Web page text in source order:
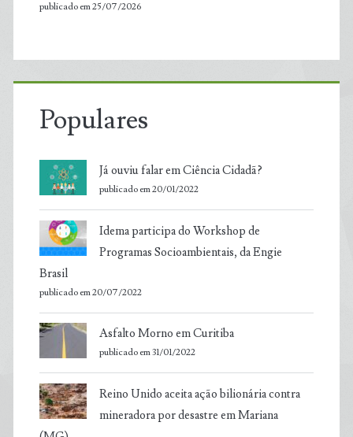
publicado em 25/07/2026
Populares
Já ouviu falar em Ciência Cidadã?
publicado em 20/01/2022
Idema participa do Workshop de
Programas Socioambientais, da Engie
Brasil
publicado em 20/07/2022
Asfalto Morno em Curitiba
publicado em 31/01/2022
Reino Unido aceita ação bilionária contra
mineradora por desastre em Mariana